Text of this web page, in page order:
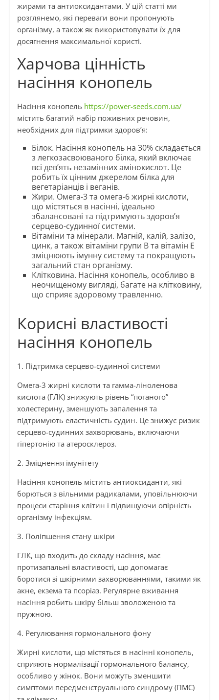
жирами та антиоксидантами. У цій статті ми
розглянемо, які переваги вони пропонують
організму, а також як використовувати їх для
досягнення максимальної користі.
Харчова цінність
насіння конопель
Насіння конопель https://power-seeds.com.ua/
містить багатий набір поживних речовин,
необхідних для підтримки здоров’я:
Білок. Насіння конопель на 30% складається
з легкозасвоюваного білка, який включає
всі дев’ять незамінних амінокислот. Це
робить їх цінним джерелом білка для
вегетаріанців і веганів.
Жири. Омега-3 та омега-6 жирні кислоти,
що містяться в насінні, ідеально
збалансовані та підтримують здоров’я
серцево-судинної системи.
Вітаміни та мінерали. Магній, калій, залізо,
цинк, а також вітаміни групи B та вітамін E
зміцнюють імунну систему та покращують
загальний стан організму.
Клітковина. Насіння конопель, особливо в
неочищеному вигляді, багате на клітковину,
що сприяє здоровому травленню.
Корисні властивості
насіння конопель
1. Підтримка серцево-судинної системи
Омега-3 жирні кислоти та гамма-ліноленова
кислота (ГЛК) знижують рівень “поганого”
холестерину, зменшують запалення та
підтримують еластичність судин. Це знижує ризик
серцево-судинних захворювань, включаючи
гіпертонію та атеросклероз.
2. Зміцнення імунітету
Насіння конопель містить антиоксиданти, які
борються з вільними радикалами, уповільнюючи
процеси старіння клітин і підвищуючи опірність
організму інфекціям.
3. Поліпшення стану шкіри
ГЛК, що входить до складу насіння, має
протизапальні властивості, що допомагає
боротися зі шкірними захворюваннями, такими як
акне, екзема та псоріаз. Регулярне вживання
насіння робить шкіру більш зволоженою та
пружною.
4. Регулювання гормонального фону
Жирні кислоти, що містяться в насінні конопель,
сприяють нормалізації гормонального балансу,
особливо у жінок. Вони можуть зменшити
симптоми передменструального синдрому (ПМС)